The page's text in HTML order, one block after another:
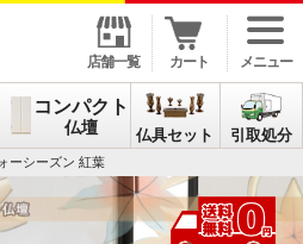
店舗一覧 カート メニュー
コンパクト
仏壇 仏具セット 引取処分
ーシーズン 紅葉